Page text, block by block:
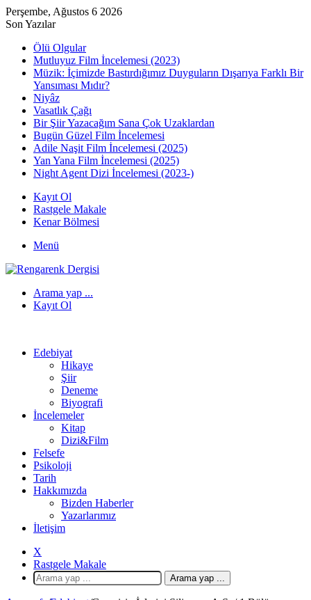
Perşembe, Ağustos 6 2026
Son Yazılar
Ölü Olgular
Mutluyuz Film İncelemesi (2023)
Müzik: İçimizde Bastırdığımız Duyguların Dışarıya Farklı Bir
Yansıması Mıdır?
Niyâz
Vasatlık Çağı
Bir Şiir Yazacağım Sana Çok Uzaklardan
Bugün Güzel Film İncelemesi
Adile Naşit Film İncelemesi (2025)
Yan Yana Film İncelemesi (2025)
Night Agent Dizi İncelemesi (2023-)
Kayıt Ol
Rastgele Makale
Kenar Bölmesi
Menü
Arama yap ...
Kayıt Ol
Edebiyat
Hikaye
Şiir
Deneme
Biyografi
İncelemeler
Kitap
Dizi&Film
Felsefe
Psikoloji
Tarih
Hakkımızda
Bizden Haberler
Yazarlarımız
İletişim
X
Rastgele Makale
Arama yap ...